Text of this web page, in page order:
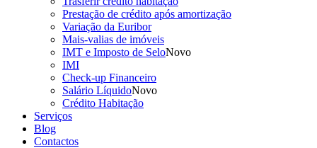
Prestação de crédito após amortização
Variação da Euribor
Mais-valias de imóveis
IMT e Imposto de SeloNovo
IMI
Check-up Financeiro
Salário LíquidoNovo
Crédito Habitação
Serviços
Blog
Contactos